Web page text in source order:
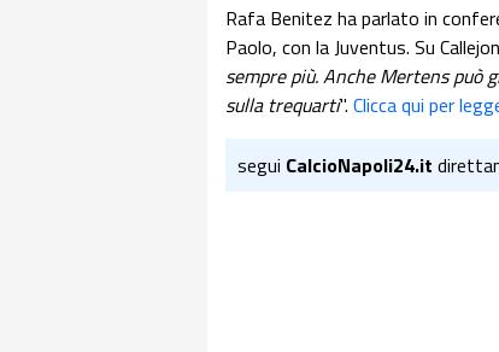
Rafa Benitez ha parlato in
Paolo, con la Juventus. Su
sempre più. Anche Mertens può
sulla trequarti". Clicca qui per
segui CalcioNapoli24.it